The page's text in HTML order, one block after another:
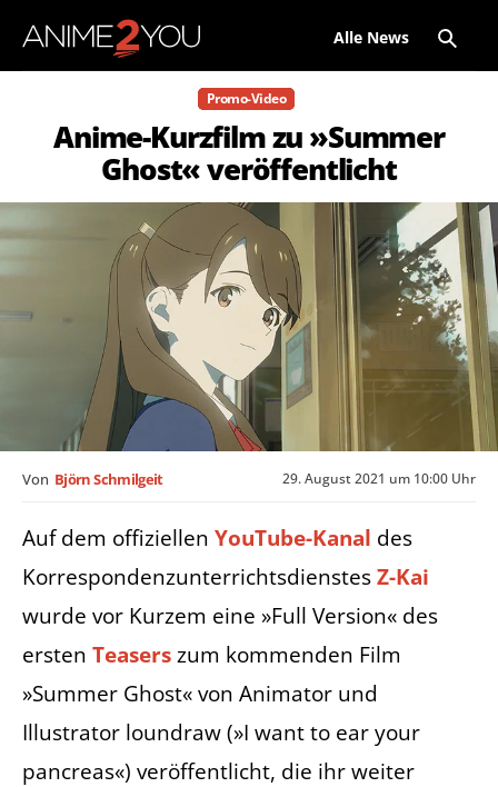
Alle News
Promo-Video
Anime-Kurzfilm zu »Summer
Ghost« veröffentlicht
29. August 2021 um 10:00 Uhr
Von Björn Schmilgeit
Auf dem offiziellen YouTube-Kanal des
KorrespondenzunterrichtsdienstesZ-Kai
wurde vor Kurzem eine »Full Version« des
ersten Teaserszum kommenden Film
»Summer Ghost« von Animator und
Illustrator loundraw (»I want to ear your
pancreas«) veröffentlicht, die ihr weiter